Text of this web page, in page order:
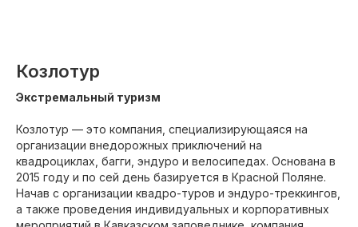
Козлотур
Экстремальный туризм
Козлотур — это компания, специализирующаяся на
организации внедорожных приключений на
квадроциклах, багги, эндуро и велосипедах. Основана в
2015 году и по сей день базируется в Красной Поляне.
Начав с организации квадро-туров и эндуро-треккингов,
а также проведения индивидуальных и корпоративных